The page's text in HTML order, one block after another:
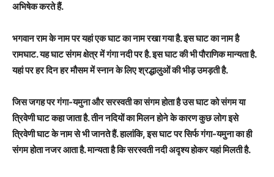
अभिषेक करते हैं.
भगवान राम के नाम पर यहां एक घाट का नाम रखा गया है. इस घाट का नाम है
रामघाट. यह घाट संगम क्षेत्र में गंगा नदी पर है. इस घाट की भी पौराणिक मान्यता है.
यहां पर हर दिन हर मौसम में स्नान के लिए श्रद्धालुओं की भीड़ उमड़ती है.
जिस जगह पर गंगा-यमुना और सरस्वती का संगम होता है उस घाट को संगम या
त्रिवेणी घाट कहा जाता है. तीन नदियों का मिलन होने के कारण कुछ लोग इसे
त्रिवेणी घाट के नाम से भी जानते हैं. हालांकि,इस घाट पर सिर्फ गंगा-यमुना का ही
संगम होता नजर आता है. मान्यता है कि सरस्वती नदी अदृश्य होकर यहां मिलती है.